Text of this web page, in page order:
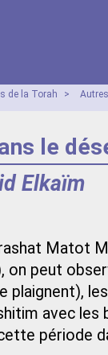
de la Torah >
le
Elkaïm
Matot
on peut
plaignent),
avec les
période